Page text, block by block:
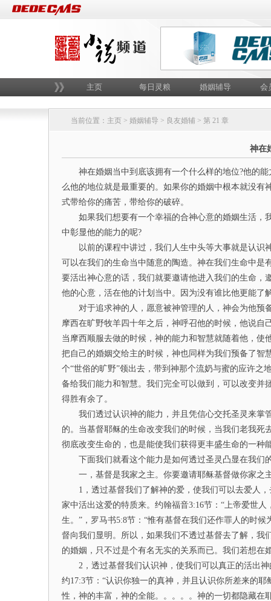
主页 每日灵粮 婚姻辅导 会
当前位置： 主页 > 婚姻辅导 > 良友婚辅 > 第 21 章
神在
神在婚姻当中到底该拥有一个什么样的地位?他的能
么他的地位就是最重要的。如果你的婚姻中根本就没
式带给你的痛苦，带给你的破碎。
如果我们想要有一个幸福的合神心意的婚姻生活，
中彰显他的能力的呢?
以前的课程中讲过，我们人生中头等大事就是认识
可以在我们的生命当中随意的陶造。神在我们生命中
要活出神心意的话，我们就要邀请他进入我们的生命
他的心意，活在他的计划当中。因为没有谁比他更能了
对于追求神的人，愿意被神管理的人，神会为他预
摩西在旷野牧羊四十年之后，神呼召他的时候，他说
当摩西顺服去做的时候，神的能力和智慧就随着他，
把自己的婚姻交给主的时候，神也同样为我们预备了
个“世俗的旷野”领出去，带到神那个流奶与蜜的应许
备给我们能力和智慧。我们完全可以做到，可以改变
得胜有余了。
我们透过认识神的能力，并且凭信心交托圣灵来掌
的。当基督耶稣的生命改变我们的时候，当我们老我
彻底改变生命的，也是能使我们获得更丰盛生命的一种
下面我们就看这个能力是如何透过圣灵凸显在我们
一，基督是我家之主。你要邀请耶稣基督做你家之
1，透过基督我们了解神的爱，使我们可以去爱人，
家中活出这爱的特质来。约翰福音3:16节：“上帝爱世
生。”，罗马书5:8节：“惟有基督在我们还作罪人的时
督向我们显明。所以，如果我们不透过基督去了解，
的婚姻，只不过是个有名无实的关系而已。我们若想
2，透过基督我们认识神，使我们可以真正的活出神
约17:3节：“认识你独一的真神，并且认识你所差来的
性，神的丰富，神的全能。。。。。神的一切都隐藏在